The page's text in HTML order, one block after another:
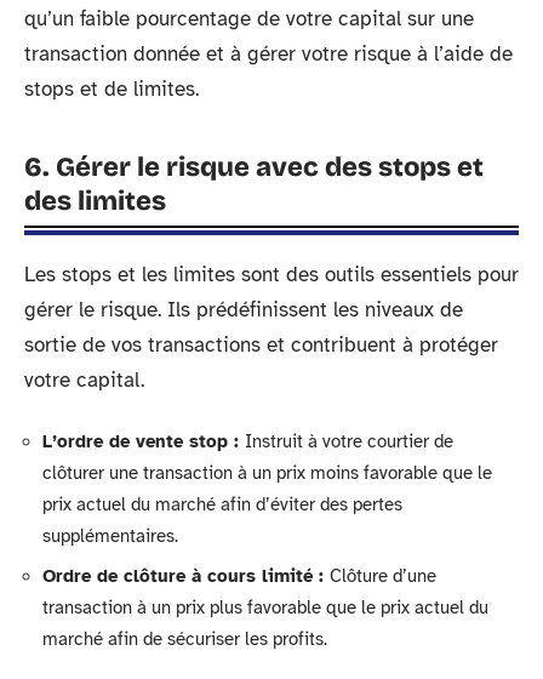
qu’un faible pourcentage de votre capital sur une
transaction donnée et à gérer votre risque à l’aide de
stops et de limites.
6. Gérer le risque avec des stops et
des limites
Les stops et les limites sont des outils essentiels pour
gérer le risque. Ils prédéfinissent les niveaux de
sortie de vos transactions et contribuent à protéger
votre capital.
L’ordre de vente stop : Instruit à votre courtier de
clôturer une transaction à un prix moins favorable que le
prix actuel du marché afin d’éviter des pertes
supplémentaires.
Ordre de clôture à cours limité : Clôture d’une
transaction à un prix plus favorable que le prix actuel du
marché afin de sécuriser les profits.